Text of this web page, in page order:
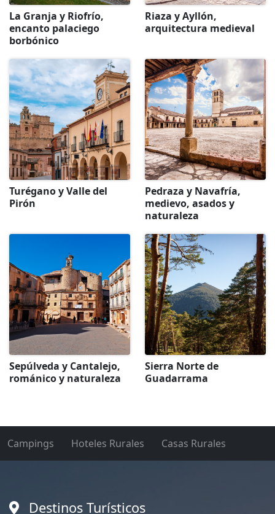
La Granja y Riofrío,
encanto palaciego
borbónico
Riaza y Ayllón,
arquitectura medieval
Turégano y Valle del
Pirón
Pedraza y Navafría,
medievo, asados y
naturaleza
Sepúlveda y Cantalejo,
románico y naturaleza
Sierra Norte de
Guadarrama
Campings Hoteles Rurales Casas Rurales
Destinos Turísticos